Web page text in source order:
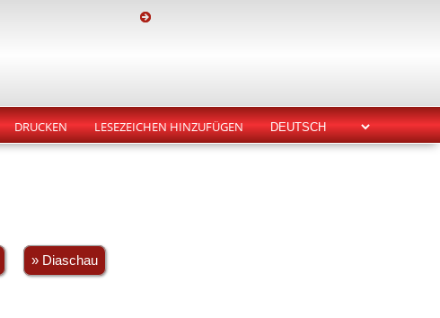
DRUCKEN LESEZEICHEN HINZUFÜGEN
» Diaschau